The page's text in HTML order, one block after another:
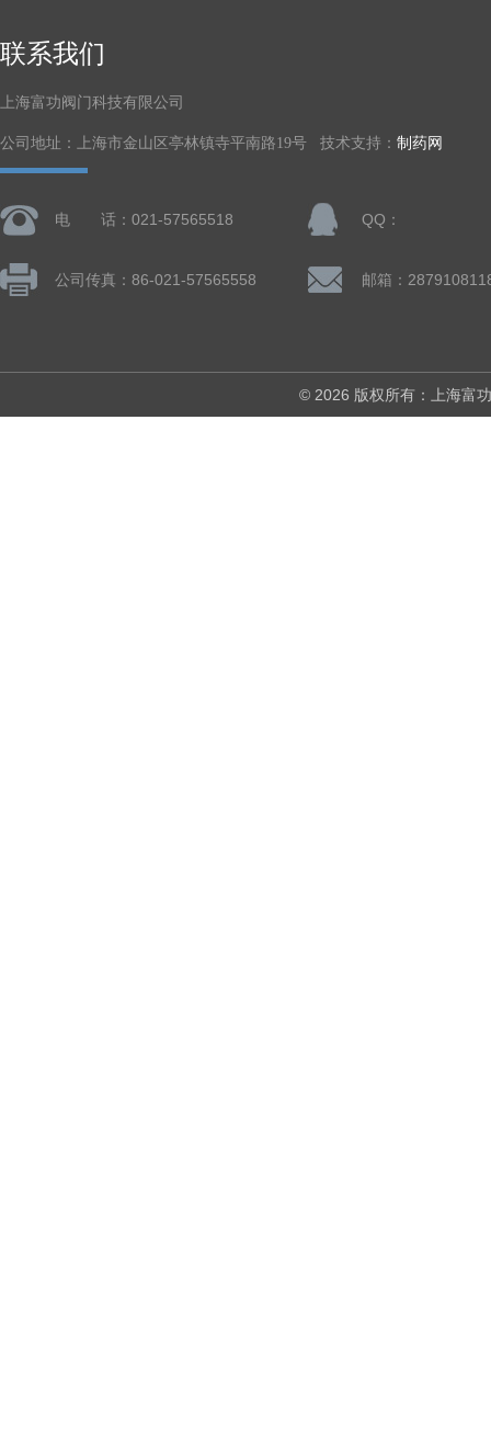
联系我们
上海富功阀门科技有限公司
公司地址：上海市金山区亭林镇寺平南路19号 技术支持： 制药网
电 话：021-57565518 QQ：
公司传真：86-021-57565558 邮箱：
© 2026 版权所有：上海富